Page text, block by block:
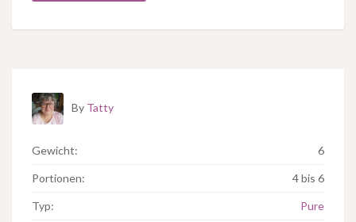
By Tatty
Gewicht: 6
Portionen: 4 bis 6
Typ: Pure